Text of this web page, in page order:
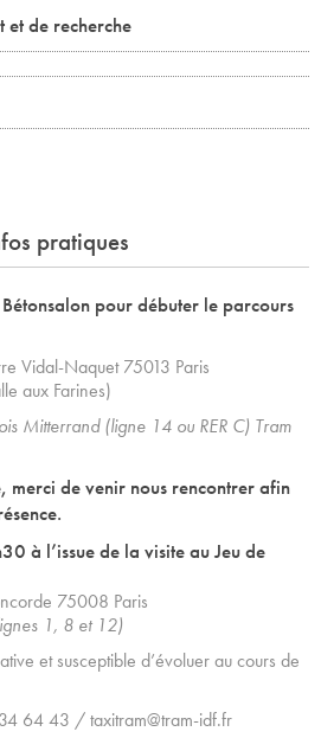
et de recherche
pratiques
pour débuter le parcours
Vidal-Naquet 75013 Paris
aux Farines)
Mitterrand (ligne 14 ou RER C) Tram
merci de venir nous rencontrer afin
à l’issue de la visite au Jeu de
75008 Paris
1, 8 et 12)
et susceptible d’évoluer au cours de
64 43 / taxitram@tram-idf.fr